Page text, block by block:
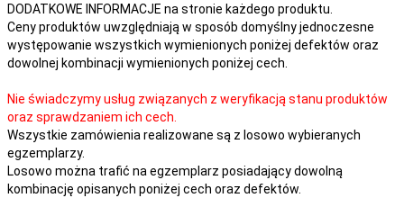
DODATKOWE INFORMACJE na stronie każdego produktu.
Ceny produktów uwzględniają w sposób domyślny jednoczesne
występowanie wszystkich wymienionych poniżej defektów oraz
dowolnej kombinacji wymienionych poniżej cech.
Nie świadczymy usług związanych z weryfikacją stanu produktów
oraz sprawdzaniem ich cech.
Wszystkie zamówienia realizowane są z losowo wybieranych
egzemplarzy.
Losowo można trafić na egzemplarz posiadający dowolną
kombinację opisanych poniżej cech oraz defektów.